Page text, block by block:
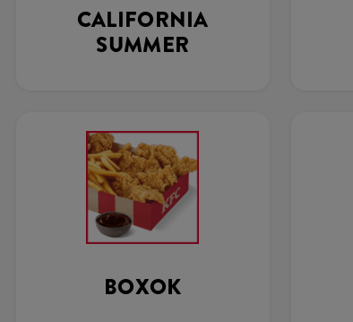
CALIFORNIA
SUMMER
BOXOK